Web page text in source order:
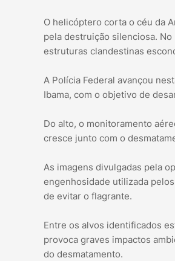
O helicóptero corta o céu da
pela destruição silenciosa.
estruturas clandestinas
A Polícia Federal avançou
Ibama, com o objetivo de
Do alto, o monitoramento
cresce junto com o
As imagens divulgadas pela
engenhosidade utilizada
de evitar o flagrante.
Entre os alvos identificados
provoca graves impactos
do desmatamento.